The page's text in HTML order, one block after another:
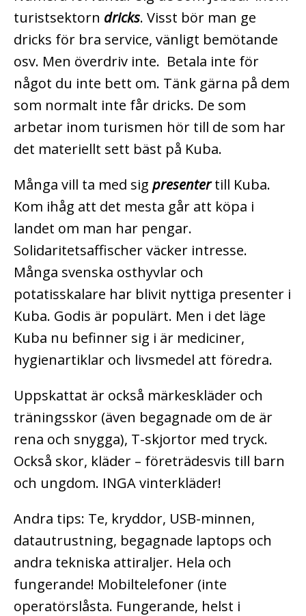
turistsektorn dricks. Visst bör man ge
dricks för bra service, vänligt bemötande
osv. Men överdriv inte. Betala inte för
något du inte bett om. Tänk gärna på dem
som normalt inte får dricks. De som
arbetar inom turismen hör till de som har
det materiellt sett bäst på Kuba.
Många vill ta med sig presentertill Kuba.
Kom ihåg att det mesta går att köpa i
landet om man har pengar.
Solidaritetsaffischer väcker intresse.
Många svenska osthyvlar och
potatisskalare har blivit nyttiga presenter i
Kuba. Godis är populärt. Men i det läge
Kuba nu befinner sig i är mediciner,
hygienartiklar och livsmedel att föredra.
Uppskattat är också märkeskläder och
träningsskor (även begagnade om de är
rena och snygga), T-skjortor med tryck.
Också skor, kläder – företrädesvis till barn
och ungdom. INGA vinterkläder!
Andra tips: Te, kryddor, USB-minnen,
datautrustning, begagnade laptops och
andra tekniska attiraljer. Hela och
fungerande! Mobiltelefoner (inte
operatörslåsta. Fungerande, helst i